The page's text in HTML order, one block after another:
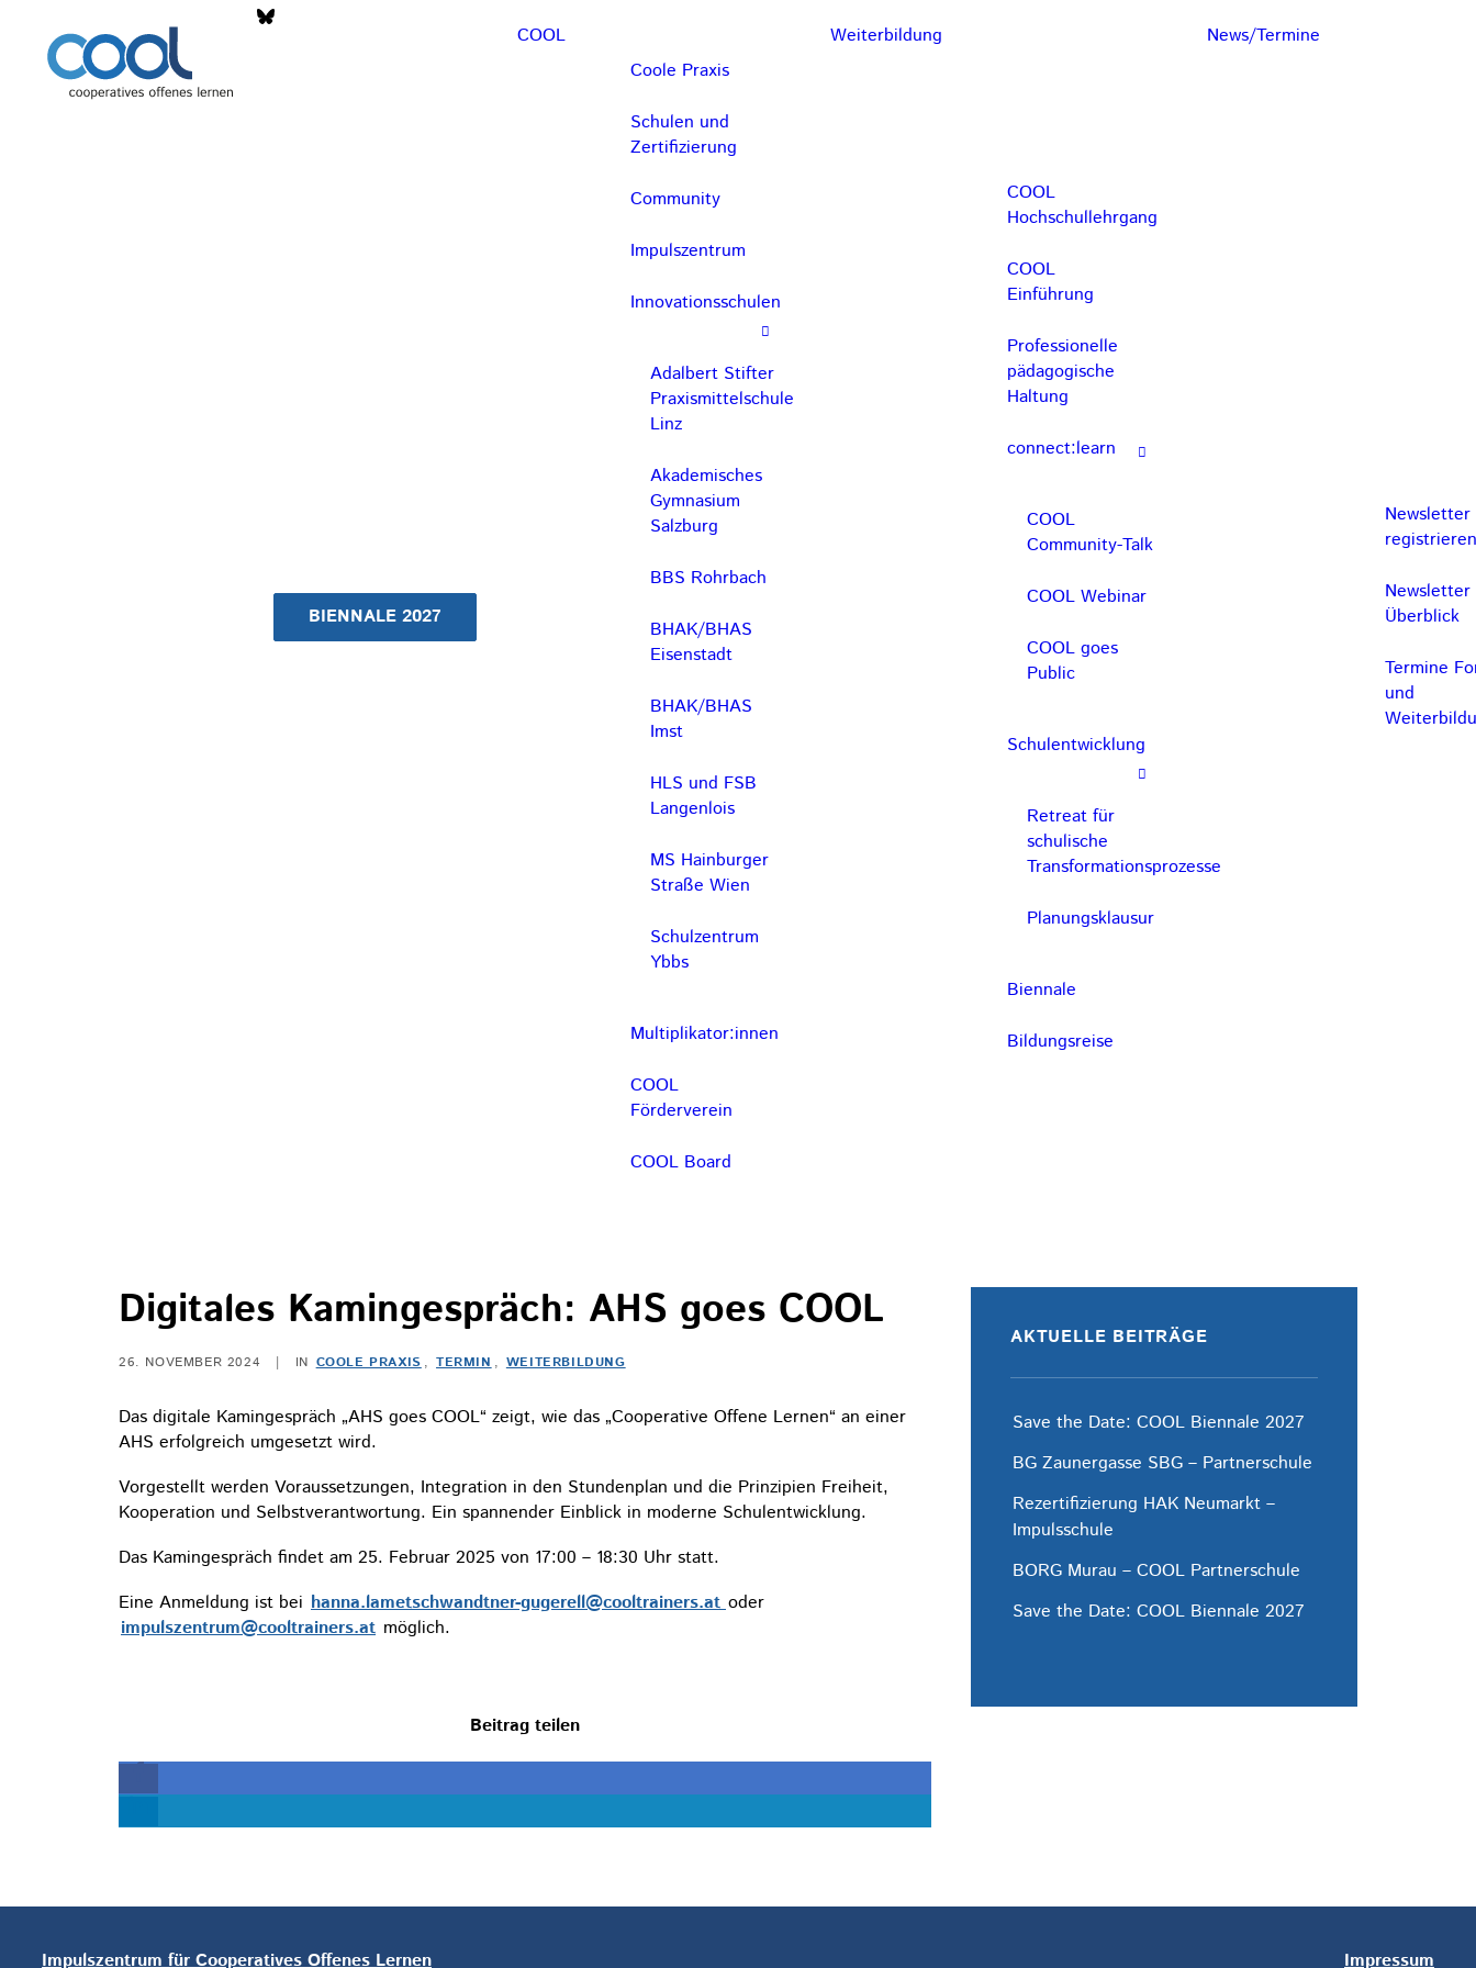
BIENNALE 2027
COOL
Coole Praxis
Schulen und
Zertifizierung
Community
Impulszentrum
Innovationsschulen
Adalbert Stifter
Praxismittelschule
Linz
Akademisches
Gymnasium
Salzburg
BBS Rohrbach
BHAK/BHAS
Eisenstadt
BHAK/BHAS
Imst
HLS und FSB
Langenlois
MS Hainburger
Straße Wien
Schulzentrum
Ybbs
Multiplikator:innen
COOL
Förderverein
COOL Board
Weiterbildung
COOL
Hochschullehrgang
COOL
Einführung
Professionelle
pädagogische
Haltung
connect:learn
COOL
Community-Talk
COOL Webinar
COOL goes
Public
Schulentwicklung
Retreat für
schulische
Transformationsprozesse
Planungsklausur
Biennale
Bildungsreise
News/Termine
Newsletter
registrieren
Newsletter
Überblick
Termine
und
Digitales Kamingespräch: AHS goes COOL
26. NOVEMBER 2024 | IN COOLE PRAXIS , TERMIN , WEITERBILDUNG
Das digitale Kamingespräch „AHS goes COOL“ zeigt, wie das „Cooperative Offene Lernen“ an einer
AHS erfolgreich umgesetzt wird.
Vorgestellt werden Voraussetzungen, Integration in den Stundenplan und die Prinzipien Freiheit,
Kooperation und Selbstverantwortung. Ein spannender Einblick in moderne Schulentwicklung.
Das Kamingespräch findet am 25. Februar 2025 von 17:00 – 18:30 Uhr statt.
Eine Anmeldung ist bei hanna.lametschwandtner-gugerell@cooltrainers.atoder
impulszentrum@cooltrainers.at möglich.
Beitrag teilen
AKTUELLE BEITRÄGE
Save the Date: COOL Biennale 2027
BG Zaunergasse SBG – Partnerschule
Rezertifizierung HAK Neumarkt –
Impulsschule
BORG Murau – COOL Partnerschule
Save the Date: COOL Biennale 2027
Impulszentrum für Cooperatives Offenes Lernen Impressum